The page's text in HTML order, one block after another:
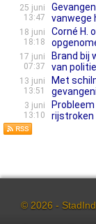
25 juni
13:47
vanwege
18 juni
18:18
Corné H.
17 juni
07:37
Brand bij
van
13 juni
13:51
Met
3 juni
13:10
rijstroken
© 2026 -